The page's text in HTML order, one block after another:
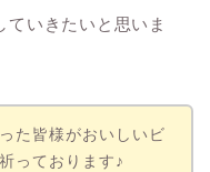
いきたいと思いま
た皆様がおいしいビ
っております♪